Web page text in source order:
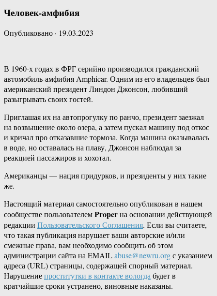
Человек-амфибия
Опубликовано · 19.03.2023
В 1960-х годах в ФРГ серийно производился гражданский
автомобиль-амфибия Amphicar. Одним из его владельцев был
американский президент Линдон Джонсон, любивший
разыгрывать своих гостей.
Приглашая их на автопрогулку по ранчо, президент заезжал
на возвышение около озера, а затем пускал машину под откос
и кричал про отказавшие тормоза. Когда машина оказывалась
в воде, но оставалась на плаву, Джонсон наблюдал за
реакцией пассажиров и хохотал.
Американцы — нация придурков, и президенты у них такие
же.
Настоящий материал самостоятельно опубликован в нашем
сообществе пользователемProperна основании действующей
редакции Пользовательского Соглашения. Если вы считаете,
что такая публикация нарушает ваши авторские и/или
смежные права, вам необходимо сообщить об этом
администрации сайта на EMAILabuse@newru.orgс указанием
адреса (URL) страницы, содержащей спорный материал.
Нарушениепроститутки в контакте вологдабудет в
кратчайшие сроки устранено, виновные наказаны.